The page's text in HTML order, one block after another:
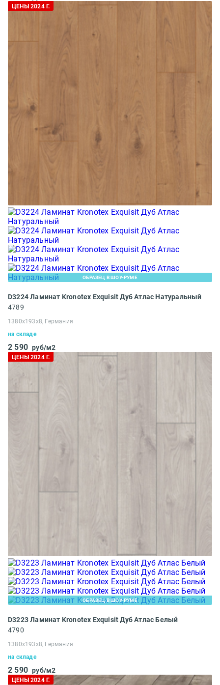
ОБРАЗЕЦ В ШОУ-РУМЕ
ЦЕНЫ 2024 Г.
D3224 Ламинат Kronotex Exquisit Дуб Атлас Натуральный
4789
1380x193x8, Германия
на складе
2 590 руб/м2
ОБРАЗЕЦ В ШОУ-РУМЕ
ЦЕНЫ 2024 Г.
D3223 Ламинат Kronotex Exquisit Дуб Атлас Белый
4790
1380x193x8, Германия
на складе
2 590 руб/м2
ЦЕНЫ 2024 Г.